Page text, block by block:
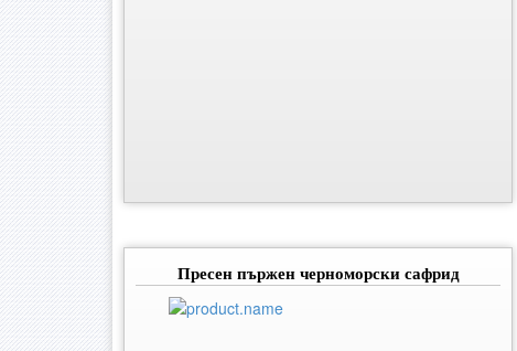
Пресен пържен черноморски сафрид